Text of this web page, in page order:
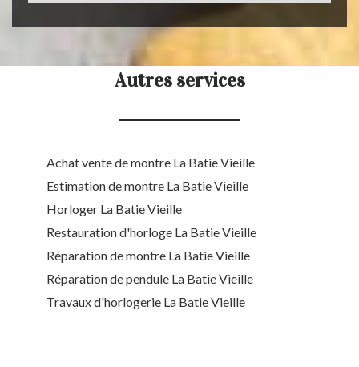
Autres services
Achat vente de montre La Batie Vieille
Estimation de montre La Batie Vieille
Horloger La Batie Vieille
Restauration d'horloge La Batie Vieille
Réparation de montre La Batie Vieille
Réparation de pendule La Batie Vieille
Travaux d'horlogerie La Batie Vieille